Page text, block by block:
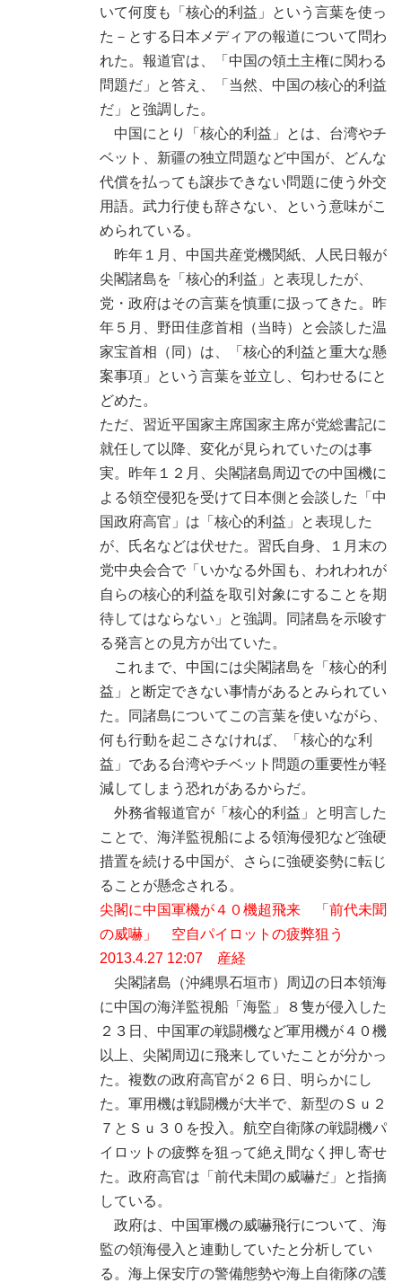
いて何度も「核心的利益」という言葉を使っ
た－とする日本メディアの報道について問わ
れた。報道官は、「中国の領土主権に関わる
問題だ」と答え、「当然、中国の核心的利益
だ」と強調した。
中国にとり「核心的利益」とは、台湾やチ
ベット、新疆の独立問題など中国が、どんな
代償を払っても譲歩できない問題に使う外交
用語。武力行使も辞さない、という意味がこ
められている。
昨年１月、中国共産党機関紙、人民日報が
尖閣諸島を「核心的利益」と表現したが、
党・政府はその言葉を慎重に扱ってきた。昨
年５月、野田佳彦首相（当時）と会談した温
家宝首相（同）は、「核心的利益と重大な懸
案事項」という言葉を並立し、匂わせるにと
どめた。
ただ、習近平国家主席国家主席が党総書記に
就任して以降、変化が見られていたのは事
実。昨年１２月、尖閣諸島周辺での中国機に
よる領空侵犯を受けて日本側と会談した「中
国政府高官」は「核心的利益」と表現した
が、氏名などは伏せた。習氏自身、１月末の
党中央会合で「いかなる外国も、われわれが
自らの核心的利益を取引対象にすることを期
待してはならない」と強調。同諸島を示唆す
る発言との見方が出ていた。
これまで、中国には尖閣諸島を「核心的利
益」と断定できない事情があるとみられてい
た。同諸島についてこの言葉を使いながら、
何も行動を起こさなければ、「核心的な利
益」である台湾やチベット問題の重要性が軽
減してしまう恐れがあるからだ。
外務省報道官が「核心的利益」と明言した
ことで、海洋監視船による領海侵犯など強硬
措置を続ける中国が、さらに強硬姿勢に転じ
ることが懸念される。
尖閣に中国軍機が４０機超飛来 「前代未聞
の威嚇」 空自パイロットの疲弊狙う
2013.4.27 12:07 産経
尖閣諸島（沖縄県石垣市）周辺の日本領海
に中国の海洋監視船「海監」８隻が侵入した
２３日、中国軍の戦闘機など軍用機が４０機
以上、尖閣周辺に飛来していたことが分かっ
た。複数の政府高官が２６日、明らかにし
た。軍用機は戦闘機が大半で、新型のＳｕ２
７とＳｕ３０を投入。航空自衛隊の戦闘機パ
イロットの疲弊を狙って絶え間なく押し寄せ
た。政府高官は「前代未聞の威嚇だ」と指摘
している。
政府は、中国軍機の威嚇飛行について、海
監の領海侵入と連動していたと分析してい
る。海上保安庁の警備態勢や海上自衛隊の護